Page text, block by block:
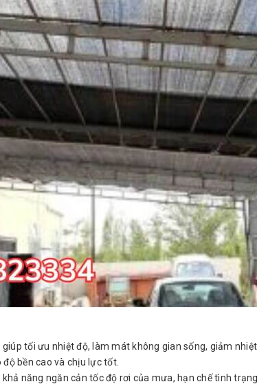
giúp tối ưu nhiệt độ, làm mát không gian sống, giảm
độ bền cao và chịu lực tốt.
khả năng ngăn cản tốc độ rơi của mưa, hạn chế tình